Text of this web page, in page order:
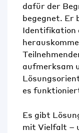
dafür der
begegnet. Er
Identifikation
aufmerksam
es
Es gibt
mit Vielfalt –